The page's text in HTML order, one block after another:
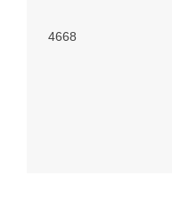
4668